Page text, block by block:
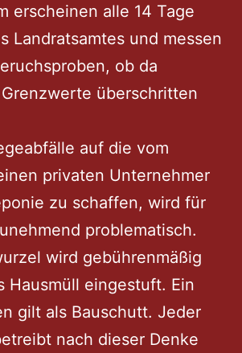
erscheinen alle 14 Tage
Landratsamtes und messen
ob da
überschritten
auf die vom
privaten Unternehmer
zu schaffen, wird für
problematisch.
wird gebührenmäßig
Hausmüll eingestuft. Ein
gilt als Bauschutt. Jeder
nach dieser Denke